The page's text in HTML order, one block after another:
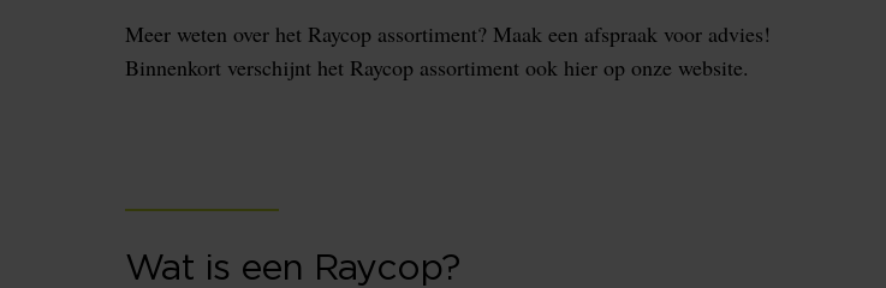
Meer weten over het Raycop assortiment? Maak een afspraak voor advies!
Binnenkort verschijnt het Raycop assortiment ook hier op onze website.
Wat is een Raycop?